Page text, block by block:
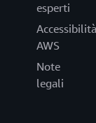
esperti
Accessibilità
AWS
Note
legali